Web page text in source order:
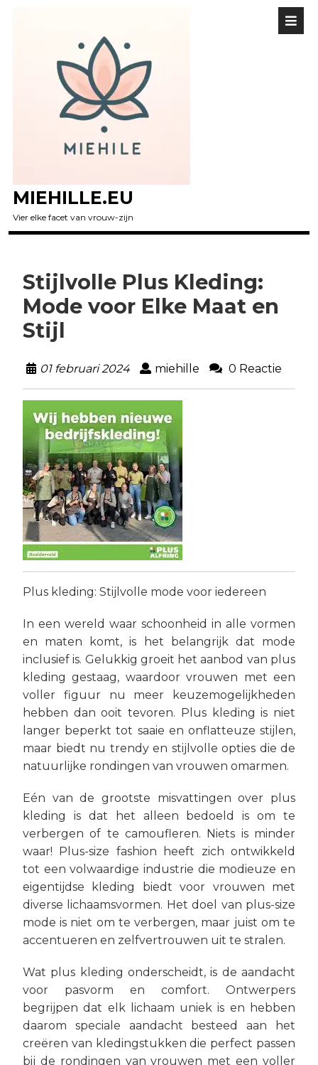
MIEHILLE.EU
Vier elke facet van vrouw-zijn
Stijlvolle Plus Kleding:
Mode voor Elke Maat en
Stijl
01 februari 2024 miehille 0 Reactie
Plus kleding: Stijlvolle mode voor iedereen
In een wereld waar schoonheid in alle vormen
en maten komt, is het belangrijk dat mode
inclusief is. Gelukkig groeit het aanbod van plus
kleding gestaag, waardoor vrouwen met een
voller figuur nu meer keuzemogelijkheden
hebben dan ooit tevoren. Plus kleding is niet
langer beperkt tot saaie en onflatteuze stijlen,
maar biedt nu trendy en stijlvolle opties die de
natuurlijke rondingen van vrouwen omarmen.
Eén van de grootste misvattingen over plus
kleding is dat het alleen bedoeld is om te
verbergen of te camoufleren. Niets is minder
waar! Plus-size fashion heeft zich ontwikkeld
tot een volwaardige industrie die modieuze en
eigentijdse kleding biedt voor vrouwen met
diverse lichaamsvormen. Het doel van plus-size
mode is niet om te verbergen, maar juist om te
accentueren en zelfvertrouwen uit te stralen.
Wat plus kleding onderscheidt, is de aandacht
voor pasvorm en comfort. Ontwerpers
begrijpen dat elk lichaam uniek is en hebben
daarom speciale aandacht besteed aan het
creëren van kledingstukken die perfect passen
bij de rondingen van vrouwen met een voller